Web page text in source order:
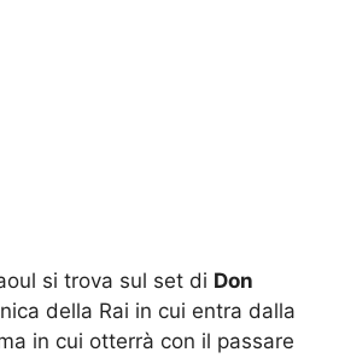
si trova sul set di Don
della Rai in cui entra dalla
in cui otterrà con il passare